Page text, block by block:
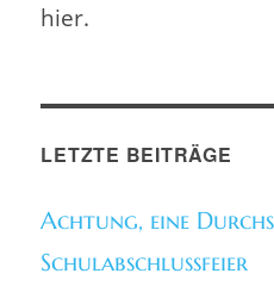
hier.
LETZTE BEITRÄGE
Achtung, eine
Schulabschlussfeier